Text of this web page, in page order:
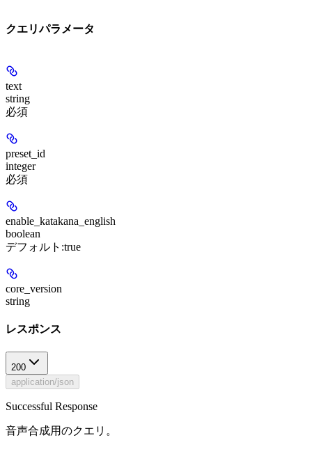
クエリパラメータ
text
string
必須
preset_id
integer
必須
enable_katakana_english
boolean
デフォルト:true
core_version
string
レスポンス
200
application/json
Successful Response
音声合成用のクエリ。